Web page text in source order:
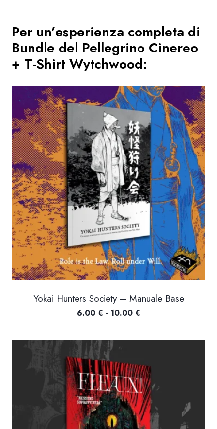
Per un’esperienza completa di
Bundle del Pellegrino Cinereo
+ T-Shirt Wytchwood:
Yokai Hunters Society – Manuale Base
6.00 € - 10.00 €Fascia
prezzo:
6.00 €
a
10.00 €